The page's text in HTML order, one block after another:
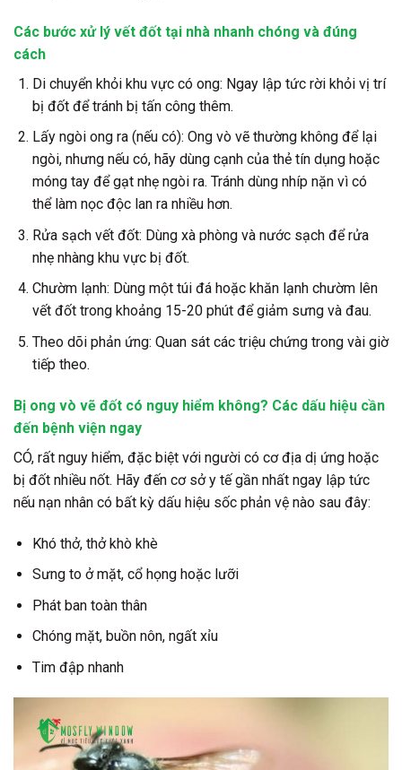
Các bước xử lý vết đốt tại nhà nhanh chóng và đúng
cách
Di chuyển khỏi khu vực có ong: Ngay lập tức rời khỏi vị trí
bị đốt để tránh bị tấn công thêm.
Lấy ngòi ong ra (nếu có): Ong vò vẽ thường không để lại
ngòi, nhưng nếu có, hãy dùng cạnh của thẻ tín dụng hoặc
móng tay để gạt nhẹ ngòi ra. Tránh dùng nhíp nặn vì có
thể làm nọc độc lan ra nhiều hơn.
Rửa sạch vết đốt: Dùng xà phòng và nước sạch để rửa
nhẹ nhàng khu vực bị đốt.
Chườm lạnh: Dùng một túi đá hoặc khăn lạnh chườm lên
vết đốt trong khoảng 15-20 phút để giảm sưng và đau.
Theo dõi phản ứng: Quan sát các triệu chứng trong vài giờ
tiếp theo.
Bị ong vò vẽ đốt có nguy hiểm không? Các dấu hiệu cần
đến bệnh viện ngay
CÓ, rất nguy hiểm, đặc biệt với người có cơ địa dị ứng hoặc
bị đốt nhiều nốt. Hãy đến cơ sở y tế gần nhất ngay lập tức
nếu nạn nhân có bất kỳ dấu hiệu sốc phản vệ nào sau đây:
Khó thở, thở khò khè
Sưng to ở mặt, cổ họng hoặc lưỡi
Phát ban toàn thân
Chóng mặt, buồn nôn, ngất xỉu
Tim đập nhanh